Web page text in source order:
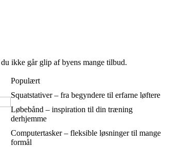
ikke går glip af byens mange tilbud.
Populært
Squatstativer – fra begyndere til erfarne løftere
Løbebånd – inspiration til din træning
derhjemme
Computertasker – fleksible løsninger til mange
formål